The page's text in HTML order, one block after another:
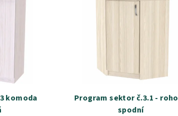
komoda
Program sektor č.3.1 -
spodní